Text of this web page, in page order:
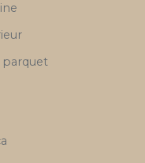
parquet